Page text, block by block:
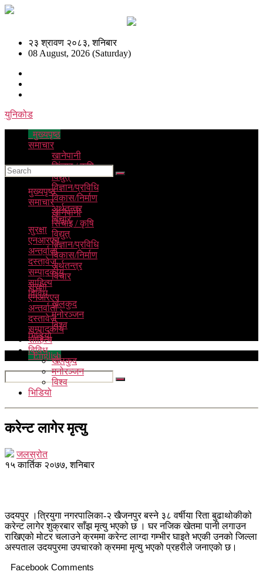
२३ श्रावण २०८३, शनिबार
08 August, 2026 (Saturday)
युनिकोड
मुख्यपृष्ठ
समाचार
खानेपानी
सिंचाइ / कृषि
विद्युत्
विज्ञान/प्रविधि
विकास/निर्माण
अर्थतन्त्र
विचार
सुरक्षा
एनआरएन
अन्तर्वार्ता
दस्तावेज
सम्पादकीय
साहित्य
विविध
खेलकुद
मनोरञ्जन
विश्व
भिडियो
English
मुख्यपृष्ठ
समाचार
खानेपानी
सिंचाइ / कृषि
विद्युत्
विज्ञान/प्रविधि
विकास/निर्माण
अर्थतन्त्र
विचार
सुरक्षा
एनआरएन
अन्तर्वार्ता
दस्तावेज
सम्पादकीय
साहित्य
विविध
खेलकुद
मनोरञ्जन
विश्व
भिडियो
करेन्ट लागेर मृत्यु
जलस्रोत
१५ कार्तिक २०७७, शनिबार
उदयपुर ।त्रियुगा नगरपालिका-२ खैजनपुर बस्ने ३८ वर्षीया रिता बुढाथोकीको
करेन्ट लागेर शुक्रबार साँझ मृत्यु भएको छ । घर नजिक खेतमा पानी लगाउन
राखिएको मोटर चलाउने क्रममा करेन्ट लाग्दा गम्भीर घाइते भएकी उनको जिल्ला
अस्पताल उदयपुरमा उपचारको क्रममा मृत्यु भएको प्रहरीले जनाएकाे छ।
Facebook Comments